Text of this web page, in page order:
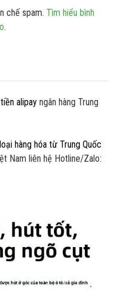
chế spam. Tìm hiểu bình
.
alipay ngân hàng Trung
hàng hóa từ Trung Quốc
Nam liên hệ Hotline/Zalo: